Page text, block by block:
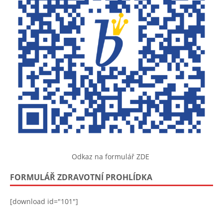
Odkaz na formulář ZDE
FORMULÁŘ ZDRAVOTNÍ PROHLÍDKA
[download id="101"]